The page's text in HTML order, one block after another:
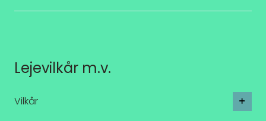
Lejevilkår m.v.
Vilkår